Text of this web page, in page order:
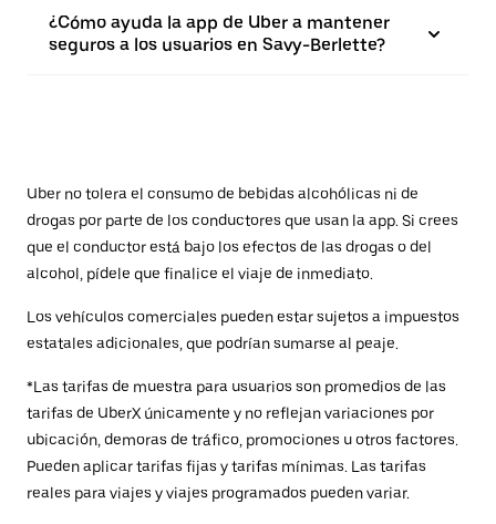
¿Cómo ayuda la app de Uber a mantener
seguros a los usuarios en Savy-Berlette?
Uber no tolera el consumo de bebidas alcohólicas ni de
drogas por parte de los conductores que usan la app. Si crees
que el conductor está bajo los efectos de las drogas o del
alcohol, pídele que finalice el viaje de inmediato.
Los vehículos comerciales pueden estar sujetos a impuestos
estatales adicionales, que podrían sumarse al peaje.
*Las tarifas de muestra para usuarios son promedios de las
tarifas de UberX únicamente y no reflejan variaciones por
ubicación, demoras de tráfico, promociones u otros factores.
Pueden aplicar tarifas fijas y tarifas mínimas. Las tarifas
reales para viajes y viajes programados pueden variar.